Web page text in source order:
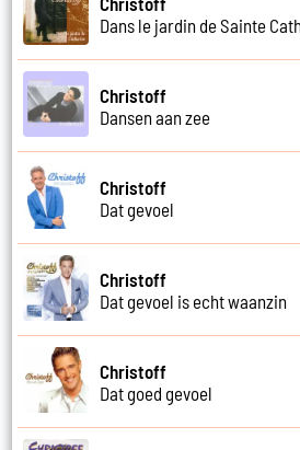
Dans le jardin de Sainte
Christoff
Dansen aan zee
Christoff
Dat gevoel
Christoff
Dat gevoel is echt waanzin
Christoff
Dat goed gevoel